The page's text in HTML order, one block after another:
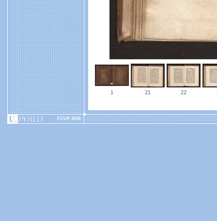
1 21 22
FCUP 2026